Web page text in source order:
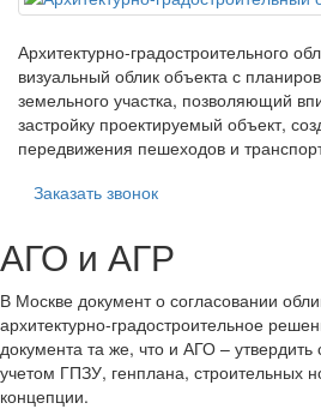
Архитектурно-градостроительного
визуальный облик объекта с
земельного участка, позволяющий
застройку проектируемый объект,
передвижения пешеходов и
Заказать звонок
АГО и АГР
В Москве документ о согласовании
архитектурно-градостроительное
документа та же, что и АГО –
учетом ГПЗУ, генплана, строительных
концепции.